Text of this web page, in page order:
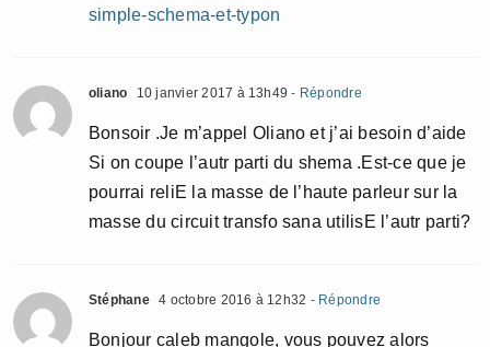
simple-schema-et-typon
oliano 10 janvier 2017 à 13h49 - Répondre
Bonsoir .Je m’appel Oliano et j’ai besoin d’aide
Si on coupe l’autr parti du shema .Est-ce que je
pourrai reliE la masse de l’haute parleur sur la
masse du circuit transfo sana utilisE l’autr parti?
Stéphane 4 octobre 2016 à 12h32 - Répondre
Bonjour caleb mangole, vous pouvez alors